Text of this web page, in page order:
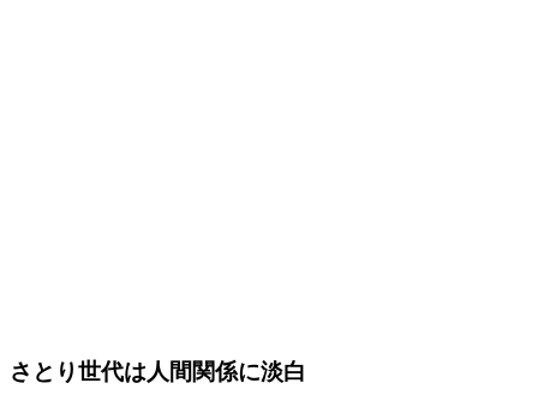
さとり世代は人間関係に淡白